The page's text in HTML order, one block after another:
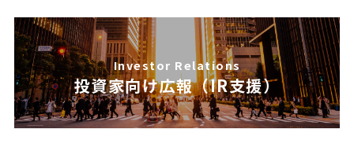
Investor Relations
投資家向け広報（IR支援）